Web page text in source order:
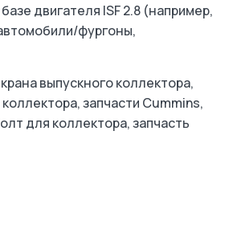
двигателя ISF 2.8 (например,
фургоны,
выпускного коллектора,
запчасти Cummins,
для коллектора, запчасть